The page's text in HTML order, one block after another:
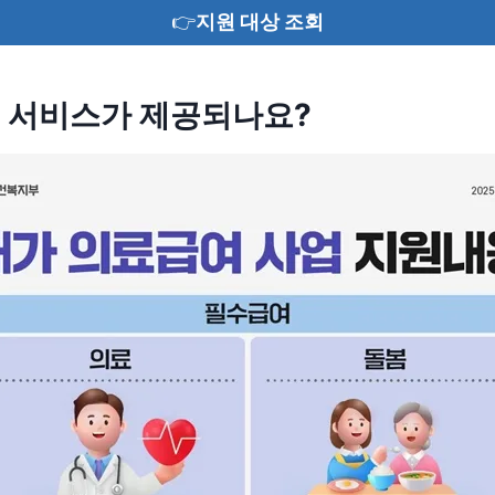
👉지원 대상 조회
비스가 제공되나요?